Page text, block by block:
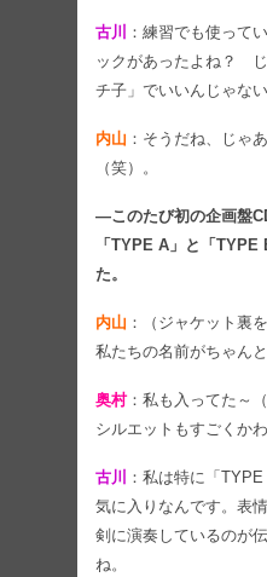
古川
：練習でも使って
ックがあったよね？
チ子」でいいんじゃな
内山 ：そうだね、じゃ
（笑）。
―このたび初の企画盤
「TYPE A」と「
た。
内山 ：（ジャケット裏
私たちの名前がちゃん
奥村：私も入ってた～
シルエットもすごくか
古川
：私は特に「
気に入りなんです。表
剣に演奏しているのが
ね。